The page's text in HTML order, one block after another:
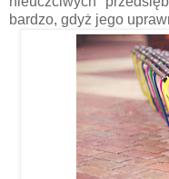
bardzo, gdyż jego